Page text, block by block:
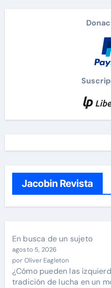
Jacobin Revista
En busca de un sujeto
agosto 5, 2026
por Oliver Eagleton
¿Cómo pueden las
tradición de lucha en un